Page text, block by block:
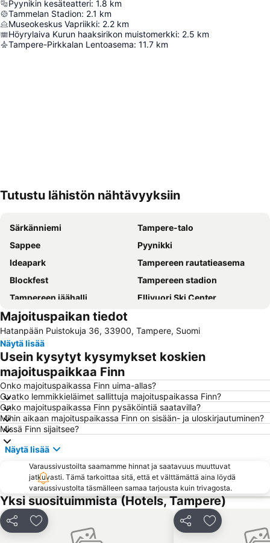
Pyynikin kesäteatteri: 1.8 km
Tammelan Stadion: 2.1 km
Museokeskus Vapriikki: 2.2 km
Höyrylaiva Kurun haaksirikon muistomerkki: 2.5 km
Tampere-Pirkkalan Lentoasema: 11.7 km
Tutustu lähistön nähtävyyksiin
Särkänniemi
Tampere-talo
Sappee
Pyynikki
Ideapark
Tampereen rautatieasema
Blockfest
Tampereen stadion
Tampereen jäähalli
Ellivuori Ski Center
Verkosto
Tampereen työväen teatteri
Hervannan hiihtokeskus
Tampereen teatteri
Tampereen taidemessut
Alihankinta
Kotimaan Matkailumessut
Rauhaniemi
Kädentaidot
Hevoset
Tampere Bus Station
Tammer-Golf
Tampereen kirjamessut
Mustavuoren laskettelukeskus
Sauna Open Air
GEM AND JEWEL (KIVI & KORU MESSUT)
Tullikamari
Asta Rakentaja
Nordic Welding Expo
Vakoilumuseo
COMMUNICATION NETWORKS FINLAND
Tampereen ortodoksinen kirkko
Majoituspaikan tiedot
Hatanpään Puistokuja 36, 33900, Tampere, Suomi
Näytä lisää
Usein kysytyt kysymykset koskien
majoituspaikkaa Finn
Onko majoituspaikassa Finn uima-allas?
Ovatko lemmikkieläimet sallittuja majoituspaikassa Finn?
Onko majoituspaikassa Finn pysäköintiä saatavilla?
Mihin aikaan majoituspaikassa Finn on sisään- ja uloskirjautuminen?
Missä Finn sijaitsee?
Näytä lisää
Varaussivustoilta saamamme hinnat ja saatavuus muuttuvat
jatkuvasti. Tämä tarkoittaa sitä, että et välttämättä aina löydä
varaussivustolta täsmälleen samaa tarjousta kuin trivagosta.
Yksi suosituimmista (Hotels, Tampere)
Jaa Lisää suosikkeihin Jaa Lisää